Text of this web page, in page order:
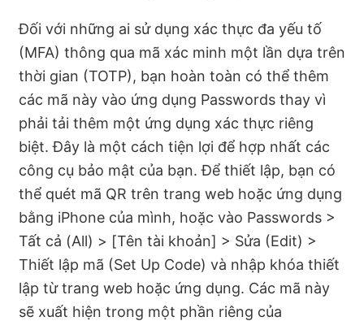
Đối với những ai sử dụng xác thực đa yếu tố
(MFA) thông qua mã xác minh một lần dựa trên
thời gian (TOTP), bạn hoàn toàn có thể thêm
các mã này vào ứng dụng Passwords thay vì
phải tải thêm một ứng dụng xác thực riêng
biệt. Đây là một cách tiện lợi để hợp nhất các
công cụ bảo mật của bạn. Để thiết lập, bạn có
thể quét mã QR trên trang web hoặc ứng dụng
bằng iPhone của mình, hoặc vào Passwords >
Tất cả (All) > [Tên tài khoản] > Sửa (Edit) >
Thiết lập mã (Set Up Code) và nhập khóa thiết
lập từ trang web hoặc ứng dụng. Các mã này
sẽ xuất hiện trong một phần riêng của